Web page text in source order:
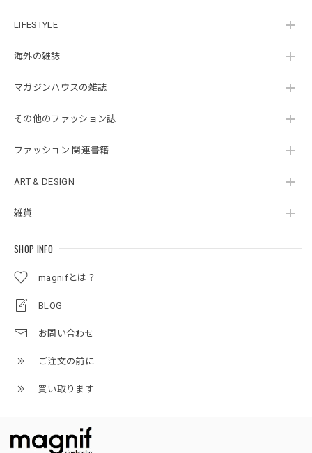
LIFESTYLE
海外の雑誌
マガジンハウスの雑誌
その他のファッション誌
ファッション 関連書籍
ART & DESIGN
雑貨
SHOP INFO
magnifとは？
BLOG
お問い合わせ
ご注文の前に
買い取ります